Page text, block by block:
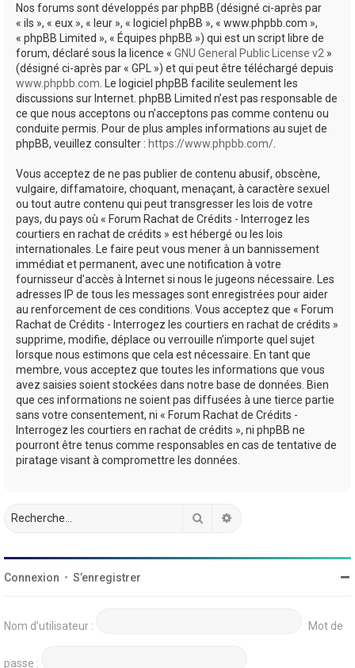
Nos forums sont développés par phpBB (désigné ci-après par
« ils », « eux », « leur », « logiciel phpBB », « www.phpbb.com »,
« phpBB Limited », « Équipes phpBB ») qui est un script libre de
forum, déclaré sous la licence « GNU General Public License v2 »
(désigné ci-après par « GPL ») et qui peut être téléchargé depuis
www.phpbb.com . Le logiciel phpBB facilite seulement les
discussions sur Internet. phpBB Limited n’est pas responsable de
ce que nous acceptons ou n’acceptons pas comme contenu ou
conduite permis. Pour de plus amples informations au sujet de
phpBB, veuillez consulter : https://www.phpbb.com/
Vous acceptez de ne pas publier de contenu abusif, obscène,
vulgaire, diffamatoire, choquant, menaçant, à caractère sexuel
ou tout autre contenu qui peut transgresser les lois de votre
pays, du pays où « Forum Rachat de Crédits - Interrogez les
courtiers en rachat de crédits » est hébergé ou les lois
internationales. Le faire peut vous mener à un bannissement
immédiat et permanent, avec une notification à votre
fournisseur d’accès à Internet si nous le jugeons nécessaire. Les
adresses IP de tous les messages sont enregistrées pour aider
au renforcement de ces conditions. Vous acceptez que « Forum
Rachat de Crédits - Interrogez les courtiers en rachat de crédits »
supprime, modifie, déplace ou verrouille n’importe quel sujet
lorsque nous estimons que cela est nécessaire. En tant que
membre, vous acceptez que toutes les informations que vous
avez saisies soient stockées dans notre base de données. Bien
que ces informations ne soient pas diffusées à une tierce partie
sans votre consentement, ni « Forum Rachat de Crédits -
Interrogez les courtiers en rachat de crédits », ni phpBB ne
pourront être tenus comme responsables en cas de tentative de
piratage visant à compromettre les données.
Rechercher
Connexion • S’enregistrer
Nom d’utilisateur : Mot de
passe :